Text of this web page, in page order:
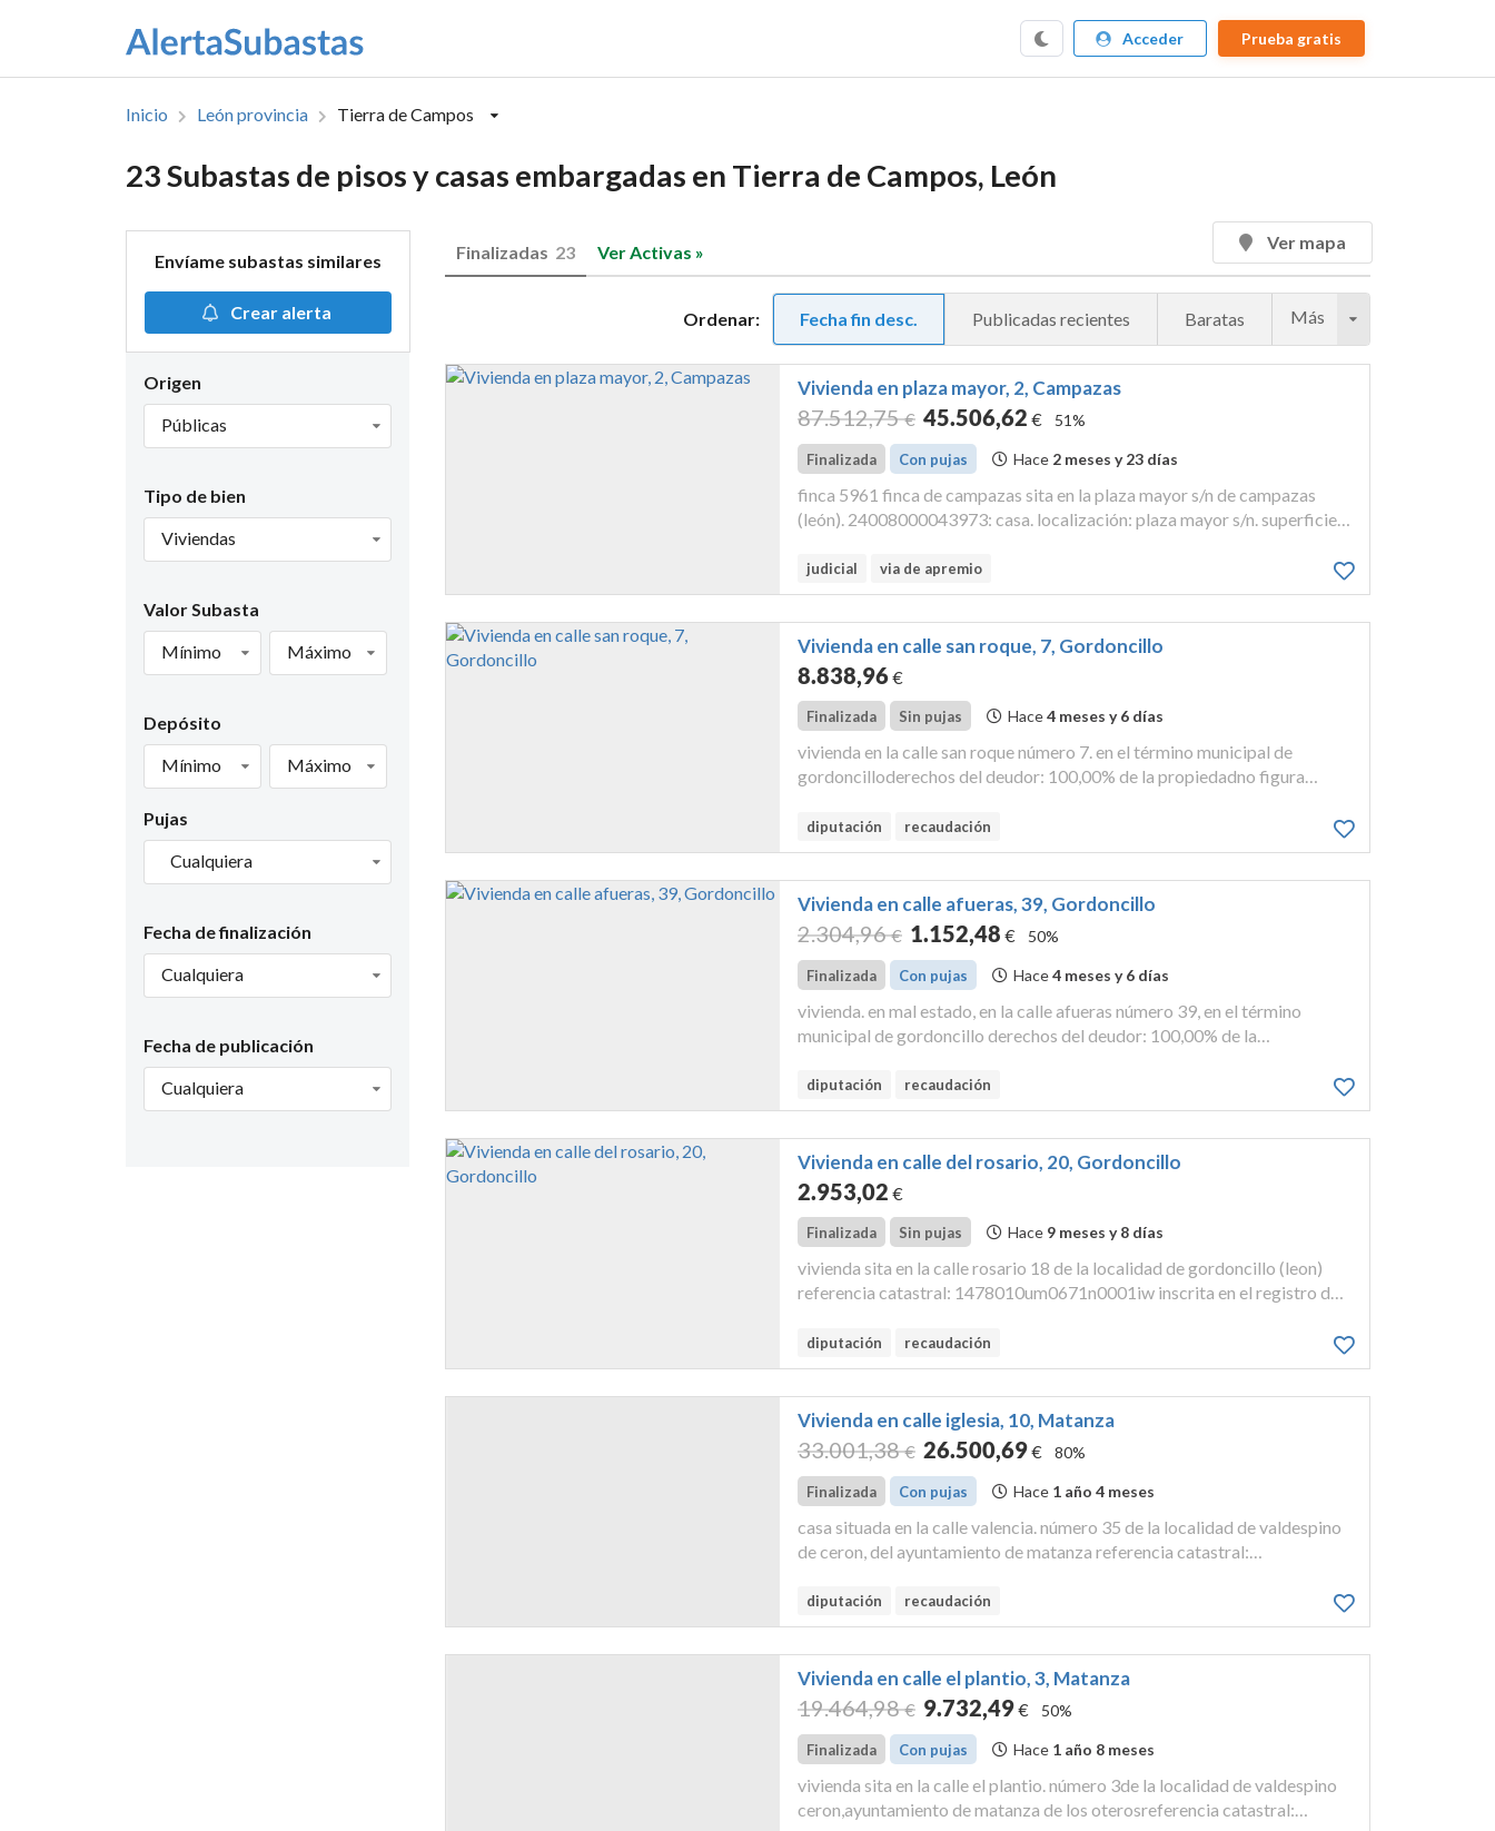
Acceder Prueba gratis
Inicio León provincia Tierra de Campos
23 Subastas de pisos y casas embargadas en Tierra de Campos, León
Envíame subastas similares
Crear alerta
Origen
Públicas
Tipo de bien
Viviendas
Valor Subasta
Mínimo
Máximo
Depósito
Mínimo
Máximo
Pujas
Cualquiera
Fecha de finalización
Cualquiera
Fecha de publicación
Cualquiera
Finalizadas 23 Ver Activas » Ver mapa
Ordenar: Fecha fin desc. Publicadas recientes Baratas Más
Vivienda en plaza mayor, 2, Campazas
87.512,75 € 45.506,62 € 51%
Finalizada Con pujas Hace 2 meses y 23 días
finca 5961 finca de campazas sita en la plaza mayor s/n de campazas
(león). 24008000043973: casa. localización: plaza mayor s/n. superficie:
4187104tm9648n0001oa. linderos: der...
judicial via de apremio
Vivienda en calle san roque, 7, Gordoncillo
8.838,96€
Finalizada Sin pujas Hace4 meses y 6 días
vivienda en la calle san roque número 7. en el término municipal de
gordoncilloderechos del deudor: 100,00% de la propiedadno figura
catastral : 1578409um0617n0001aw. ...
diputación recaudación
Vivienda en calle afueras, 39, Gordoncillo
2.304,96 € 1.152,48 € 50%
Finalizada Con pujas Hace4 meses y 6 días
vivienda. en mal estado, en la calle afueras número 39, en el término
municipal de gordoncillo derechos del deudor: 100,00% de la
corresponde referencia catastral: 159201u...
diputación recaudación
Vivienda en calle del rosario, 20, Gordoncillo
2.953,02 €
Finalizada Sin pujas Hace 9 meses y 8 días
vivienda sita en la calle rosario 18 de la localidad de gordoncillo (leon)
referencia catastral: 1478010um0671n0001iw inscrita en el registro de
finca registral...
diputación recaudación
Vivienda en calle iglesia, 10, Matanza
33.001,38 € 26.500,69€ 80%
Finalizada Con pujas Hace 1 año 4 meses
casa situada en la calle valencia. número 35 de la localidad de valdespino
de ceron, del ayuntamiento de matanza referencia catastral:
de valencia de don juan, al tomo 1...
diputación recaudación
Vivienda en calle el plantio, 3, Matanza
19.464,98 € 9.732,49€ 50%
Finalizada Con pujas Hace 1 año 8 meses
vivienda sita en la calle el plantio. número 3de la localidad de valdespino
ceron,ayuntamiento de matanza de los oterosreferencia catastral: